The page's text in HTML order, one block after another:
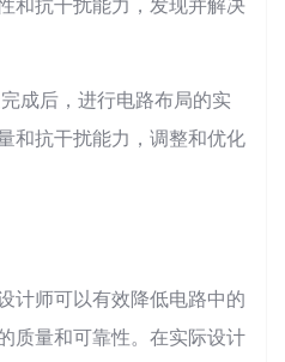
和抗干扰能力，发现并解决
成后，进行电路布局的实
和抗干扰能力，调整和优化
计师可以有效降低电路中的
质量和可靠性。在实际设计